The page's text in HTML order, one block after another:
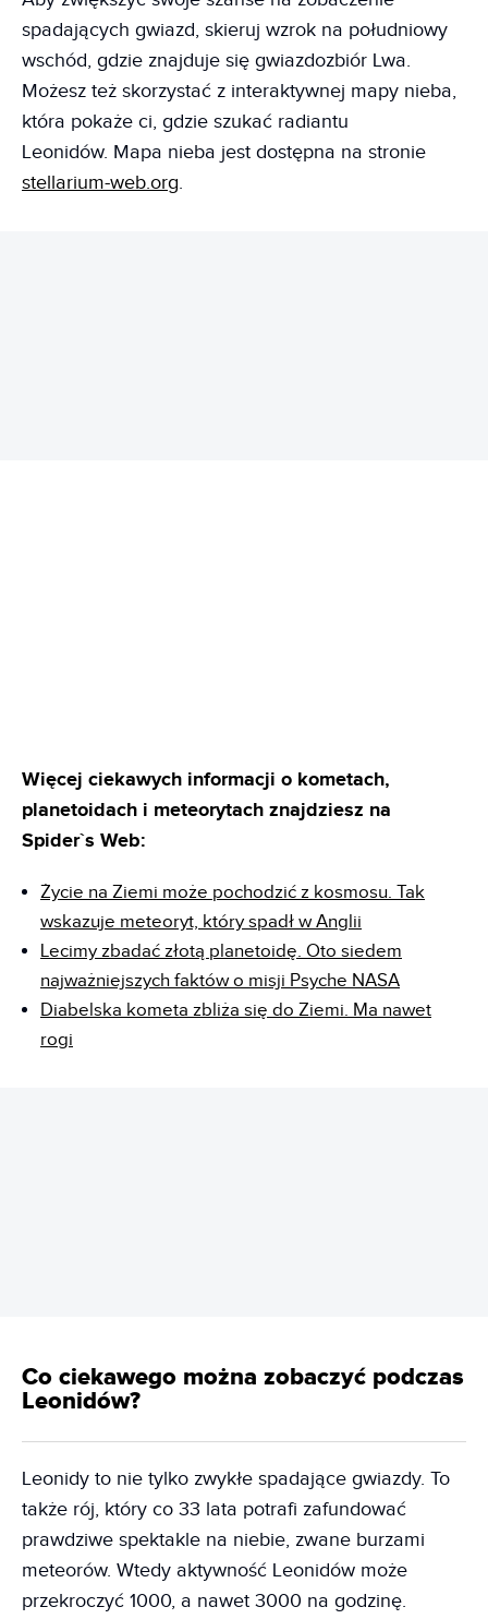
spadających gwiazd, skieruj wzrok na południowy
wschód, gdzie znajduje się gwiazdozbiór Lwa.
Możesz też skorzystać z interaktywnej mapy nieba,
która pokaże ci, gdzie szukać radiantu
Leonidów. Mapa nieba jest dostępna na stronie
stellarium-web.org.
Więcej ciekawych informacji o kometach,
planetoidach i meteorytach znajdziesz na
Spider`s Web:
Życie na Ziemi może pochodzić z kosmosu. Tak
wskazuje meteoryt, który spadł w Anglii
Lecimy zbadać złotą planetoidę. Oto siedem
najważniejszych faktów o misji Psyche NASA
Diabelska kometa zbliża się do Ziemi. Ma nawet
rogi
Co ciekawego można zobaczyć podczas
Leonidów?
Leonidy to nie tylko zwykłe spadające gwiazdy. To
także rój, który co 33 lata potrafi zafundować
prawdziwe spektakle na niebie, zwane burzami
meteorów. Wtedy aktywność Leonidów może
przekroczyć 1000, a nawet 3000 na godzinę.